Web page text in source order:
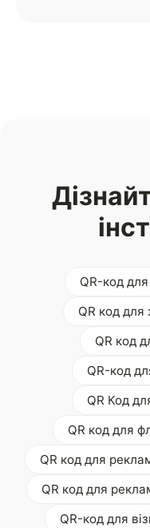
QR-код для
QR код для
QR код
QR-код
QR Код
QR код для
QR код для
QR код для
QR-код для